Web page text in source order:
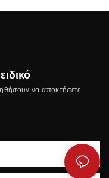
να αποκτήσετε